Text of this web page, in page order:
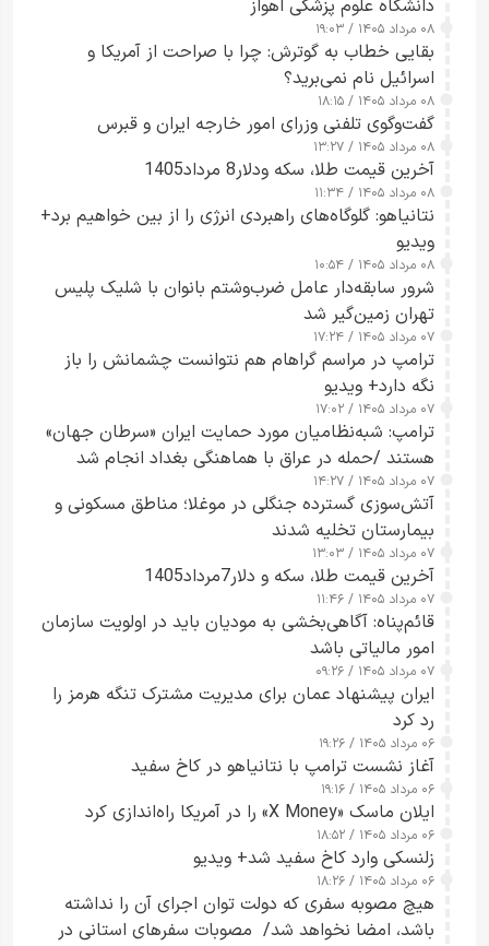
دانشگاه علوم پزشکی اهواز
۰۸ مرداد ۱۴۰۵ / ۱۹:۰۳
بقایی خطاب به گوترش: چرا با صراحت از آمریکا و
اسرائیل نام نمی‌برید؟
۰۸ مرداد ۱۴۰۵ / ۱۸:۱۵
گفت‌وگوی تلفنی وزرای امور خارجه ایران و قبرس
۰۸ مرداد ۱۴۰۵ / ۱۳:۲۷
آخرین قیمت طلا، سکه ودلار8 مرداد1405
۰۸ مرداد ۱۴۰۵ / ۱۱:۳۴
نتانیاهو: گلوگاه‌های راهبردی انرژی را از بین خواهیم برد+
ویدیو
۰۸ مرداد ۱۴۰۵ / ۱۰:۵۴
شرور سابقه‌دار عامل ضرب‌وشتم بانوان با شلیک پلیس
تهران زمین‌گیر شد
۰۷ مرداد ۱۴۰۵ / ۱۷:۲۴
ترامپ در مراسم گراهام هم نتوانست چشمانش را باز
نگه دارد+ ویدیو
۰۷ مرداد ۱۴۰۵ / ۱۷:۰۲
ترامپ: شبه‌نظامیان مورد حمایت ایران «سرطان جهان»
هستند /حمله در عراق با هماهنگی بغداد انجام شد
۰۷ مرداد ۱۴۰۵ / ۱۴:۲۷
آتش‌سوزی گسترده جنگلی در موغلا؛ مناطق مسکونی و
بیمارستان تخلیه شدند
۰۷ مرداد ۱۴۰۵ / ۱۳:۰۳
آخرین قیمت طلا، سکه و دلار7مرداد1405
۰۷ مرداد ۱۴۰۵ / ۱۱:۴۶
قائم‌پناه: آگاهی‌بخشی به مودیان باید در اولویت سازمان
امور مالیاتی باشد
۰۷ مرداد ۱۴۰۵ / ۰۹:۲۶
ایران پیشنهاد عمان برای مدیریت مشترک تنگه هرمز را
رد کرد
۰۶ مرداد ۱۴۰۵ / ۱۹:۲۶
آغاز نشست ترامپ با نتانیاهو در کاخ سفید
۰۶ مرداد ۱۴۰۵ / ۱۹:۱۶
ایلان ماسک «X Money» را در آمریکا راه‌اندازی کرد
۰۶ مرداد ۱۴۰۵ / ۱۸:۵۲
زلنسکی وارد کاخ سفید شد+ ویدیو
۰۶ مرداد ۱۴۰۵ / ۱۸:۲۶
هیچ مصوبه سفری که دولت توان اجرای آن را نداشته
باشد، امضا نخواهد شد/ مصوبات سفرهای استانی در